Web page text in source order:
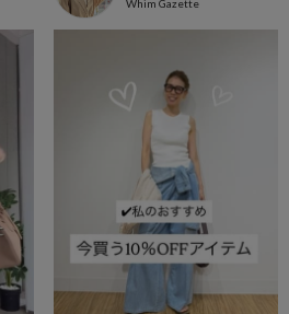
Whim Gazette